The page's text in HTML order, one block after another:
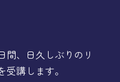
間、日久しぶりのリ
講します。